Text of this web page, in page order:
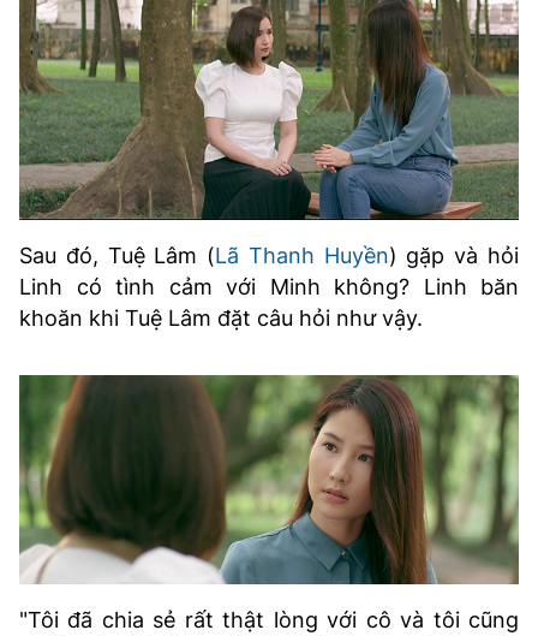
Sau đó, Tuệ Lâm (Lã Thanh Huyền) gặp và hỏi
Linh có tình cảm với Minh không? Linh băn
khoăn khi Tuệ Lâm đặt câu hỏi như vậy.
"Tôi đã chia sẻ rất thật lòng với cô và tôi cũng